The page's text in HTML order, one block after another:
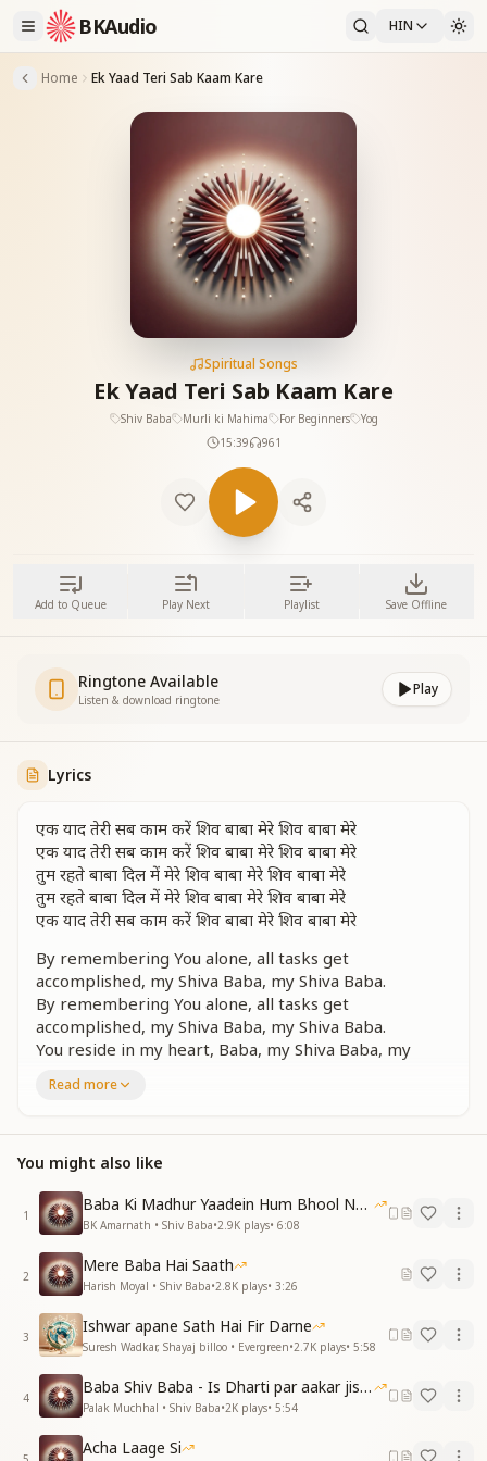
BKAudio HIN
Home Ek Yaad Teri Sab Kaam Kare
Spiritual Songs
Ek Yaad Teri Sab Kaam Kare
Shiv Baba Murli ki Mahima For Beginners
Yog
15:39
961
Add to Queue Play Next Playlist Save Offline
Ringtone Available
Listen & download ringtone
Play
Lyrics
एक याद तेरी सब काम करें शिव बाबा मेरे शिव बाबा मेरे
एक याद तेरी सब काम करें शिव बाबा मेरे शिव बाबा मेरे
तुम रहते बाबा दिल में मेरे शिव बाबा मेरे शिव बाबा मेरे
तुम रहते बाबा दिल में मेरे शिव बाबा मेरे शिव बाबा मेरे
एक याद तेरी सब काम करें शिव बाबा मेरे शिव बाबा मेरे
By remembering You alone, all tasks get
accomplished, my Shiva Baba, my Shiva Baba.
By remembering You alone, all tasks get
accomplished, my Shiva Baba, my Shiva Baba.
You reside in my heart, Baba, my Shiva Baba, my
You reside in my heart, Baba, my Shiva Baba, my
By remembering You alone, all tasks get
accomplished, my Shiva Baba, my Shiva Baba.
तेरी महिमा करते मन ना भरे शिव बाबा मेरे शिव बाबा मेरे
तेरी महिमा करते मन ना भरे शिव बाबा मेरे शिव बाबा मेरे
ज्ञान मुरली की धुन तेरी बजती रहे शिव बाबा मेरे शिव बाबा मेरे
ज्ञान मुरली की धुन तेरी बजती रहे शिव बाबा मेरे शिव बाबा मेरे
तेरी महिमा करते मन ना भरे शिव बाबा मेरे शिव बाबा मेरे
तेरी महिमा करते मन ना भरे शिव बाबा मेरे शिव बाबा मेरे
My mind never gets tired of singing Your praise, my
Shiva Baba, my Shiva Baba.
My mind never gets tired of singing Your praise, my
Shiva Baba, my Shiva Baba.
May the melody of Your Murli of knowledge keep
Read more
You might also like
1
Baba Ki Madhur Yaadein Hum Bhool Nahi Paate
BK Amarnath • Shiv Baba•2.9K plays• 6:08
2
Mere Baba Hai Saath
Harish Moyal • Shiv Baba•2.8K plays• 3:26
3
Ishwar apane Sath Hai Fir Darne
Suresh Wadkar, Shayaj billoo • Evergreen•2.7K plays• 5:58
4
Baba Shiv Baba - Is Dharti par aakar jisne
Palak Muchhal • Shiv Baba•2K plays• 5:54
Acha Laage Si